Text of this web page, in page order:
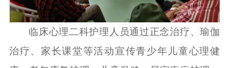
临床心理二科护理人员通过正念治疗、瑜伽
治疗、家长课堂等活动宣传青少年儿童心理健